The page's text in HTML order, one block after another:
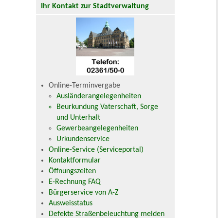
Ihr Kontakt zur Stadtverwaltung
Online-Terminvergabe
Ausländerangelegenheiten
Beurkundung Vaterschaft, Sorge
und Unterhalt
Gewerbeangelegenheiten
Urkundenservice
Online-Service (Serviceportal)
Kontaktformular
Öffnungszeiten
E-Rechnung FAQ
Bürgerservice von A-Z
Ausweisstatus
Defekte Straßenbeleuchtung melden